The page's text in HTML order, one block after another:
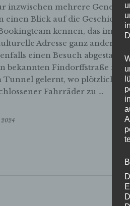
inzwischen mehrere
einen Blick auf die Geschichte
kennen, das im
Adresse ganz anderer
einen Besuch abgestattet
bekannten Findorffstraße
Tunnel gelernt, wo plötzlich
Fahrräder zu …
2024